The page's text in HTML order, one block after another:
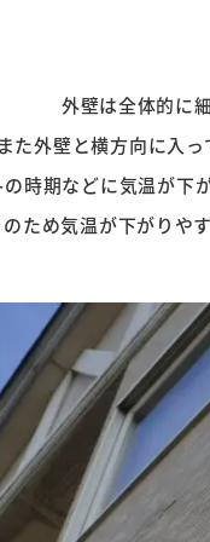
外壁は全体的に
た外壁と横方向に入
時期などに気温が下
ため気温が下がりや